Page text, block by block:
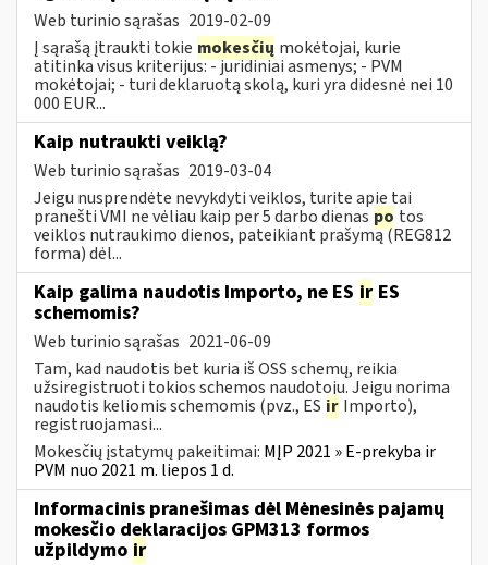
Web turinio sąrašas 2019-02-09
Į sąrašą įtraukti tokie mokesčių mokėtojai, kurie
atitinka visus kriterijus: - juridiniai asmenys; - PVM
mokėtojai; - turi deklaruotą skolą, kuri yra didesnė nei 10
000 EUR...
Kaip nutraukti veiklą?
Web turinio sąrašas 2019-03-04
Jeigu nusprendėte nevykdyti veiklos, turite apie tai
pranešti VMI ne vėliau kaip per 5 darbo dienas po tos
veiklos nutraukimo dienos, pateikiant prašymą (REG812
forma) dėl...
Kaip galima naudotis Importo, ne ES ir ES
schemomis?
Web turinio sąrašas 2021-06-09
Tam, kad naudotis bet kuria iš OSS schemų, reikia
užsiregistruoti tokios schemos naudotoju. Jeigu norima
naudotis keliomis schemomis (pvz., ES ir Importo),
registruojamasi...
Mokesčių įstatymų pakeitimai: MĮP 2021 » E-prekyba ir
PVM nuo 2021 m. liepos 1 d.
Informacinis pranešimas dėl Mėnesinės pajamų
mokesčio deklaracijos GPM313 formos
užpildymo ir